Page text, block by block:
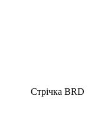
Стрічка BRD